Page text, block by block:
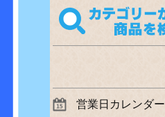
営業日カレンダー